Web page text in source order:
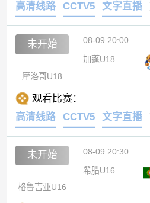
高清线路
CCTV5 文字直播
未开始 08-09 20:00
加蓬U18
摩洛哥U18
观看比赛：
高清线路
CCTV5 文字直播
未开始 08-09 20:30
希腊U16
格鲁吉亚U16